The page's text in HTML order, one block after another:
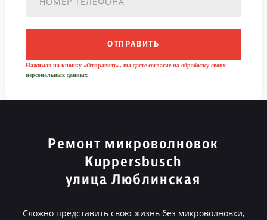
ОТПРАВИТЬ
Нажимая на кнопку «Отправить», вы даете согласие на обработку своих
персональных данных
Ремонт микроволновок
Kuppersbusch
улица Люблинская
Сложно представить свою жизнь без микроволновки,